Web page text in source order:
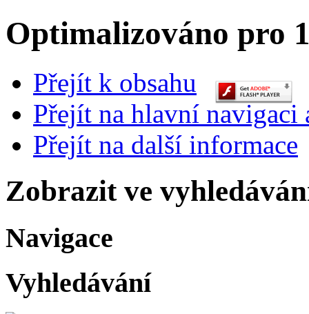
Optimalizováno pro
Přejít k obsahu
Přejít na hlavní navigaci
Přejít na další informace
Zobrazit ve
Navigace
Vyhledávání